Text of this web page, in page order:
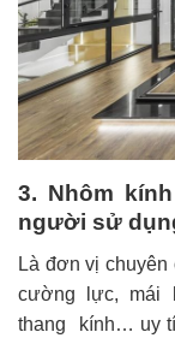
3. Nhôm
người sử
Là đơn vị chuyên
cường lực, mái
thang kính… uy